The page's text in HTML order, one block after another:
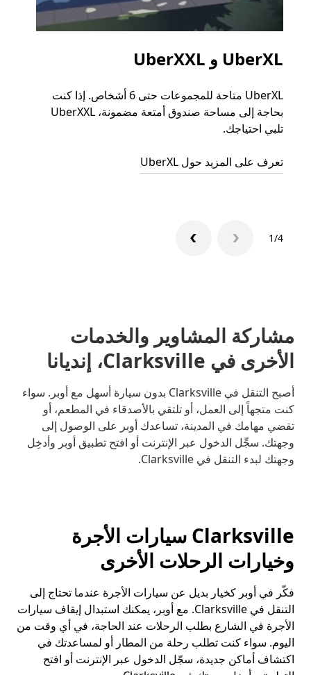
UberXL و UberXXL
UberXL متاحة للمجموعات حتى 6 أشخاص. إذا كنت
بحاجة إلى مساحة صندوق أمتعة مضمونة، UberXXL
تلبي احتياجك.
تعرف على المزيد حول UberXL
1/4
مشاركة المشاوير والخدمات
الأخرى في Clarksville، إنديانا
أصبح التنقل في Clarksville بدون سيارة أسهل مع أوبر. سواء
كنت متجهاً إلى العمل، أو تلتقي بالأصدقاء في المطعم، أو
تقضي مهامك في المدينة، تساعدك أوبر على الوصول إلى
وجهتك. سجِّل الدخول عبر الإنترنت أو افتح تطبيق أوبر وأدخِل
وجهتك لبدء التنقل في Clarksville.
Clarksville سيارات الأجرة
وخيارات الرحلات الأخرى
فكّر في أوبر كخيار بديل عن سيارات الأجرة عندما تحتاج إلى
التنقل في Clarksville. مع أوبر، يمكنك استبدال إيقاف سيارات
الأجرة في الشارع بطلب الرحلات عند الحاجة، في أي وقت من
اليوم. سواء كنت تطلب رحلة من المطار أو لمساعدتك في
اكتشاف أماكن جديدة، سجّل الدخول عبر الإنترنت أو افتح